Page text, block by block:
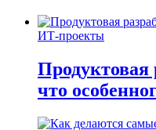
ИТ-проекты
Продуктовая
что